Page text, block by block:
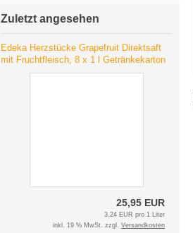
Zuletzt angesehen
Edeka Herzstücke Grapefruit Direktsaft
mit Fruchtfleisch, 8 x 1 l Getränkekarton
25,95 EUR
3,24 EUR pro 1 Liter
inkl. 19 % MwSt. zzgl. Versandkosten